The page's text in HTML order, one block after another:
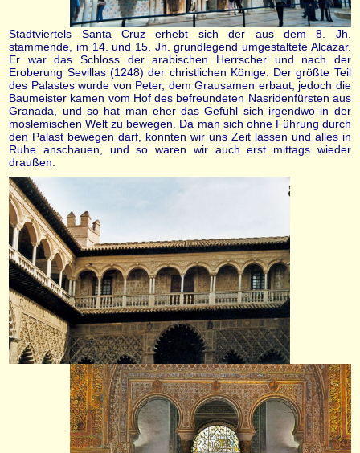
Stadtviertels Santa Cruz erhebt sich der aus dem 8. Jh.
stammende, im 14. und 15. Jh. grundlegend umgestaltete Alcázar.
Er war das Schloss der arabischen Herrscher und nach der
Eroberung Sevillas (1248) der christlichen Könige. Der größte Teil
des Palastes wurde von Peter, dem Grausamen erbaut, jedoch die
Baumeister kamen vom Hof des befreundeten Nasridenfürsten aus
Granada, und so hat man eher das Gefühl sich irgendwo in der
moslemischen Welt zu bewegen. Da man sich ohne Führung durch
den Palast bewegen darf, konnten wir uns Zeit lassen und alles in
Ruhe anschauen, und so waren wir auch erst mittags wieder
draußen.